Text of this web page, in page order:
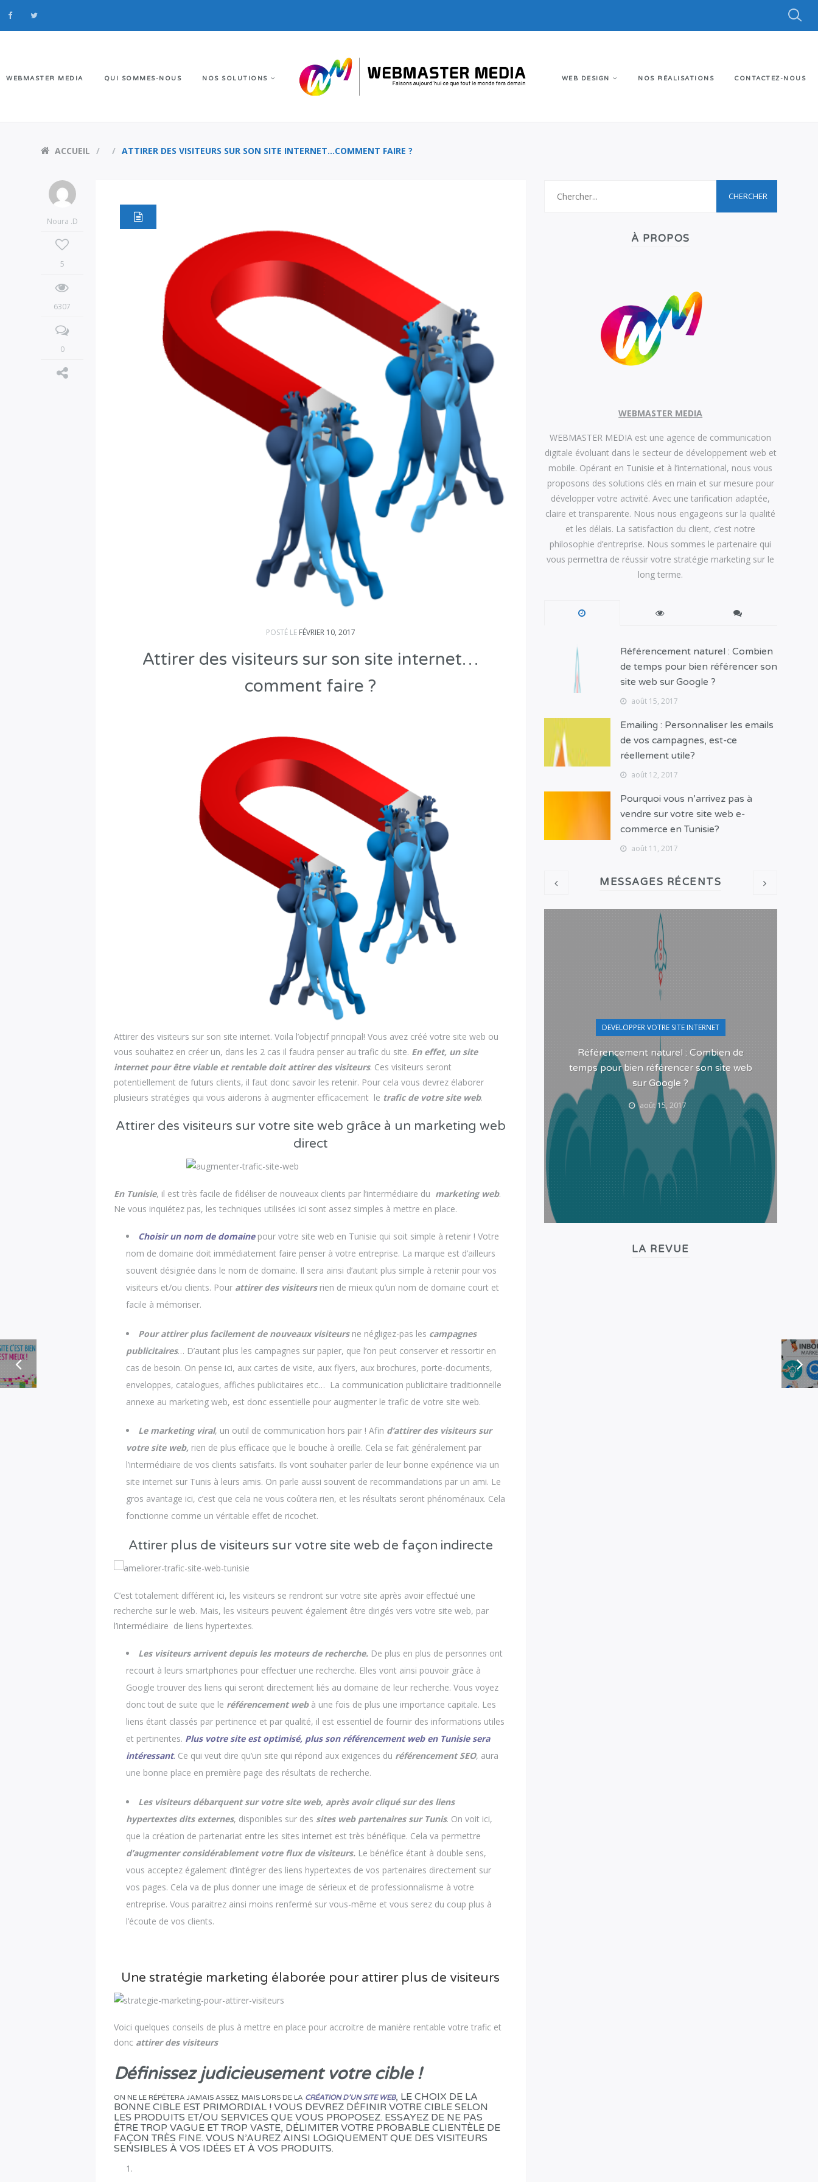
WEBMASTER MEDIA QUI SOMMES-NOUS NOS SOLUTIONS WEB DESIGN NOS RÉALISATIONS CONTACTEZ-NOUS
ACCUEIL ATTIRER DES VISITEURS SUR SON SITE INTERNET…COMMENT FAIRE ?
Noura .D
5
6307
0
POSTÉ LE FÉVRIER 10, 2017
Attirer des visiteurs sur son site internet…
comment faire ?
Attirer des visiteurs sur son site internet. Voila l’objectif principal! Vous avez créé votre site web ou
vous souhaitez en créer un, dans les 2 cas il faudra penser au trafic du site. En effet, un site
internet pour être viable et rentable doit attirer des visiteurs. Ces visiteurs seront
potentiellement de futurs clients, il faut donc savoir les retenir. Pour cela vous devrez élaborer
plusieurs stratégies qui vous aiderons à augmenter efficacement le trafic de votre site web.
Attirer des visiteurs sur votre site web grâce à un marketing web
direct
En Tunisie, il est très facile de fidéliser de nouveaux clients par l’intermédiaire du marketing web.
Ne vous inquiétez pas, les techniques utilisées ici sont assez simples à mettre en place.
Choisir un nom de domaine pour votre site web en Tunisie qui soit simple à retenir ! Votre
nom de domaine doit immédiatement faire penser à votre entreprise. La marque est d’ailleurs
souvent désignée dans le nom de domaine. Il sera ainsi d’autant plus simple à retenir pour vos
visiteurs et/ou clients. Pour attirer des visiteursrien de mieux qu’un nom de domaine court et
facile à mémoriser.
Pour attirer plus facilement de nouveaux visiteursne négligez-pas les campagnes
publicitaires… D’autant plus les campagnes sur papier, que l’on peut conserver et ressortir en
cas de besoin. On pense ici, aux cartes de visite, aux flyers, aux brochures, porte-documents,
enveloppes, catalogues, affiches publicitaires etc… La communication publicitaire traditionnelle
annexe au marketing web, est donc essentielle pour augmenter le trafic de votre site web.
Le marketing viral, un outil de communication hors pair ! Afin d’attirer des visiteurs sur
votre site web, rien de plus efficace que le bouche à oreille. Cela se fait généralement par
l’intermédiaire de vos clients satisfaits. Ils vont souhaiter parler de leur bonne expérience via un
site internet sur Tunis à leurs amis. On parle aussi souvent de recommandations par un ami. Le
gros avantage ici, c’est que cela ne vous coûtera rien, et les résultats seront phénoménaux. Cela
fonctionne comme un véritable effet de ricochet.
Attirer plus de visiteurs sur votre site web de façon indirecte
C’est totalement différent ici, les visiteurs se rendront sur votre site après avoir effectué une
recherche sur le web. Mais, les visiteurs peuvent également être dirigés vers votre site web, par
l’intermédiaire de liens hypertextes.
Les visiteurs arrivent depuis les moteurs de recherche. De plus en plus de personnes ont
recourt à leurs smartphones pour effectuer une recherche. Elles vont ainsi pouvoir grâce à
Google trouver des liens qui seront directement liés au domaine de leur recherche. Vous voyez
donc tout de suite que le référencement web à une fois de plus une importance capitale. Les
liens étant classés par pertinence et par qualité, il est essentiel de fournir des informations utiles
et pertinentes. Plus votre site est optimisé, plus son référencement web en Tunisie sera
intéressant. Ce qui veut dire qu’un site qui répond aux exigences du référencement SEO, aura
une bonne place en première page des résultats de recherche.
Les visiteurs débarquent sur votre site web, après avoir cliqué sur des liens
hypertextes dits externes, disponibles sur des sites web partenaires sur Tunis. On voit ici,
que la création de partenariat entre les sites internet est très bénéfique. Cela va permettre
d’augmenter considérablement votre flux de visiteurs. Le bénéfice étant à double sens,
vous acceptez également d’intégrer des liens hypertextes de vos partenaires directement sur
vos pages. Cela va de plus donner une image de sérieux et de professionnalisme à votre
entreprise. Vous paraitrez ainsi moins renfermé sur vous-même et vous serez du coup plus à
l’écoute de vos clients.
Une stratégie marketing élaborée pour attirer plus de visiteurs
Voici quelques conseils de plus à mettre en place pour accroitre de manière rentable votre trafic et
donc attirer des visiteurs
Définissez judicieusement votre cible !
ON NE LE RÉPÈTERA JAMAIS ASSEZ, MAIS LORS DE LA CRÉATION D’UN SITE WEB, LE CHOIX DE LA
BONNE CIBLE EST PRIMORDIAL ! VOUS DEVREZ DÉFINIR VOTRE CIBLE SELON
LES PRODUITS ET/OU SERVICES QUE VOUS PROPOSEZ. ESSAYEZ DE NE PAS
ÊTRE TROP VAGUE ET TROP VASTE, DÉLIMITER VOTRE PROBABLE CLIENTÈLE DE
FAÇON TRÈS FINE. VOUS N’AUREZ AINSI LOGIQUEMENT QUE DES VISITEURS
SENSIBLES À VOS IDÉES ET À VOS PRODUITS.
À PROPOS
WEBMASTER MEDIA
WEBMASTER MEDIA est une agence de communication
digitale évoluant dans le secteur de développement web et
mobile. Opérant en Tunisie et à l’international, nous vous
proposons des solutions clés en main et sur mesure pour
développer votre activité. Avec une tarification adaptée,
claire et transparente. Nous nous engageons sur la qualité
et les délais. La satisfaction du client, c’est notre
philosophie d’entreprise. Nous sommes le partenaire qui
vous permettra de réussir votre stratégie marketing sur le
long terme.
Référencement naturel : Combien
de temps pour bien référencer son
site web sur Google ?
août 15, 2017
Emailing : Personnaliser les emails
de vos campagnes, est-ce
réellement utile?
août 12, 2017
Pourquoi vous n’arrivez pas à
vendre sur votre site web e-
commerce en Tunisie?
août 11, 2017
MESSAGES RÉCENTS
DEVELOPPER VOTRE SITE INTERNET
Référencement naturel : Combien de
temps pour bien référencer son site web
sur Google ?
août 15, 2017
LA REVUE